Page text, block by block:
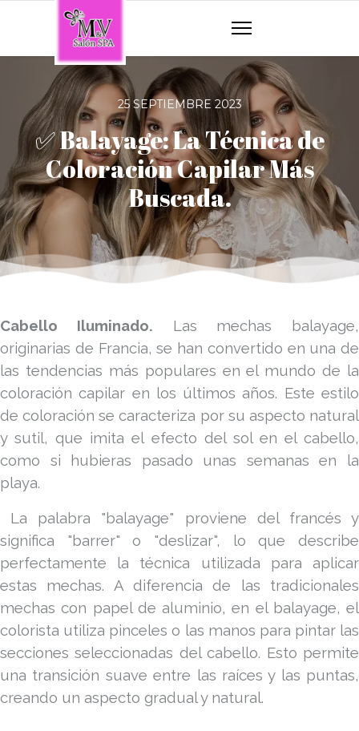
25 SEPTIEMBRE 2023
✅ Balayage: La Técnica de
Coloración Capilar Más
Buscada.
Cabello Iluminado. Las mechas balayage,
originarias de Francia, se han convertido en una de
las tendencias más populares en el mundo de la
coloración capilar en los últimos años. Este estilo
de coloración se caracteriza por su aspecto natural
y sutil, que imita el efecto del sol en el cabello,
como si hubieras pasado unas semanas en la
playa.
La palabra "balayage" proviene del francés y
significa "barrer" o "deslizar", lo que describe
perfectamente la técnica utilizada para aplicar
estas mechas. A diferencia de las tradicionales
mechas con papel de aluminio, en el balayage, el
colorista utiliza pinceles o las manos para pintar las
secciones seleccionadas del cabello. Esto permite
una transición suave entre las raíces y las puntas,
creando un aspecto gradual y natural.